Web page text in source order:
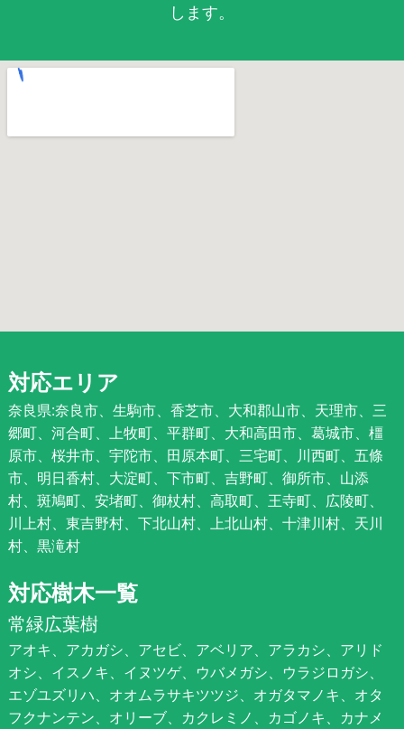
します。
対応エリア
奈良県:奈良市、生駒市、香芝市、大和郡山市、天理市、三
郷町、河合町、上牧町、平群町、大和高田市、葛城市、橿
原市、桜井市、宇陀市、田原本町、三宅町、川西町、五條
市、明日香村、大淀町、下市町、吉野町、御所市、山添
村、斑鳩町、安堵町、御杖村、高取町、王寺町、広陵町、
川上村、東吉野村、下北山村、上北山村、十津川村、天川
村、黒滝村
対応樹木一覧
常緑広葉樹
アオキ、アカガシ、アセビ、アベリア、アラカシ、アリド
オシ、イスノキ、イヌツゲ、ウバメガシ、ウラジロガシ、
エゾユズリハ、オオムラサキツツジ、オガタマノキ、オタ
フクナンテン、オリーブ、カクレミノ、カゴノキ、カナメ